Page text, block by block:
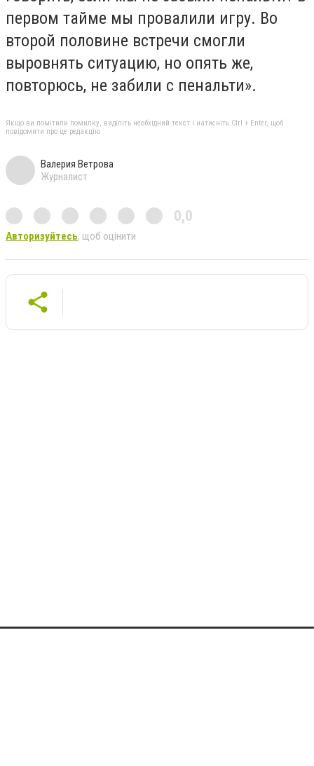
первом тайме мы провалили игру. Во
второй половине встречи смогли
выровнять ситуацию, но опять же,
повторюсь, не забили с пенальти».
Якщо ви помітили помилку, виділіть необхідний текст і натисніть Ctrl + Enter, щоб
повідомити про це редакцію
Валерия Ветрова
Журналист
0,0
Авторизуйтесь, щоб оцінити